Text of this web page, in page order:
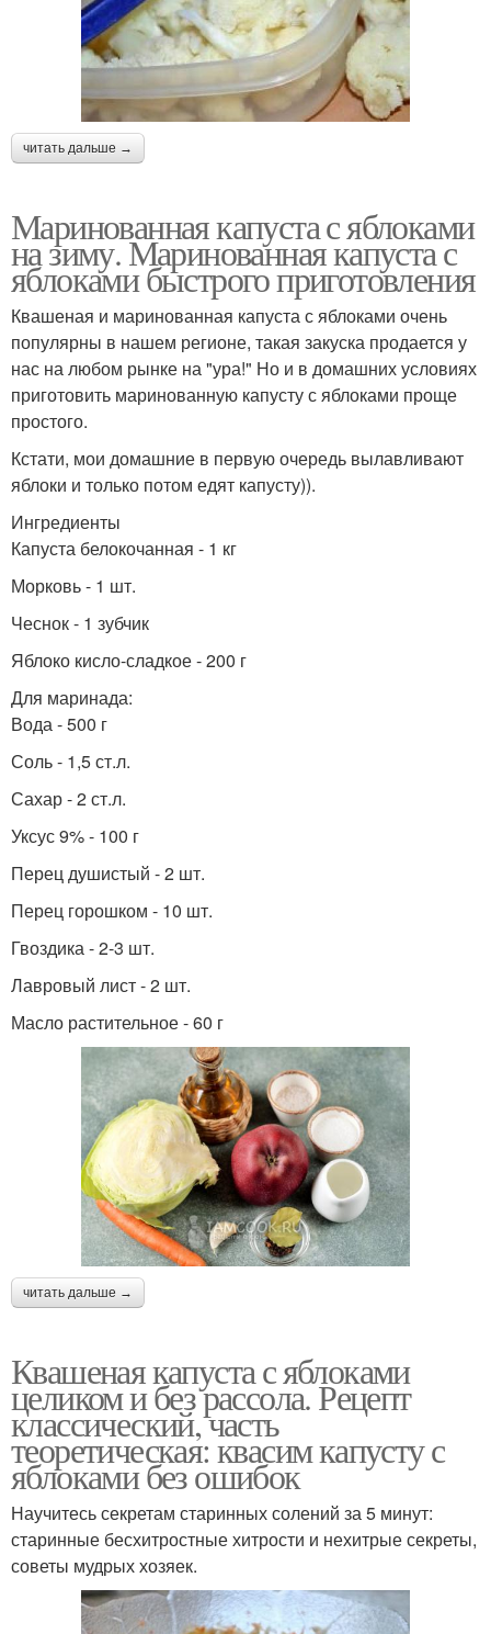
читать дальше →
Маринованная капуста с яблоками
на зиму. Маринованная капуста с
яблоками быстрого приготовления
Квашеная и маринованная капуста с яблоками очень
популярны в нашем регионе, такая закуска продается у
нас на любом рынке на "ура!" Но и в домашних условиях
приготовить маринованную капусту с яблоками проще
простого.
Кстати, мои домашние в первую очередь вылавливают
яблоки и только потом едят капусту)).
Ингредиенты
Капуста белокочанная - 1 кг
Морковь - 1 шт.
Чеснок - 1 зубчик
Яблоко кисло-сладкое - 200 г
Для маринада:
Вода - 500 г
Соль - 1,5 ст.л.
Сахар - 2 ст.л.
Уксус 9% - 100 г
Перец душистый - 2 шт.
Перец горошком - 10 шт.
Гвоздика - 2-3 шт.
Лавровый лист - 2 шт.
Масло растительное - 60 г
читать дальше →
Квашеная капуста с яблоками
целиком и без рассола. Рецепт
классический, часть
теоретическая: квасим капусту с
яблоками без ошибок
Научитесь секретам старинных солений за 5 минут:
старинные бесхитростные хитрости и нехитрые секреты,
советы мудрых хозяек.